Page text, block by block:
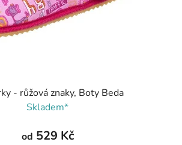
- růžová znaky, Boty Beda
Skladem*
od 529 Kč